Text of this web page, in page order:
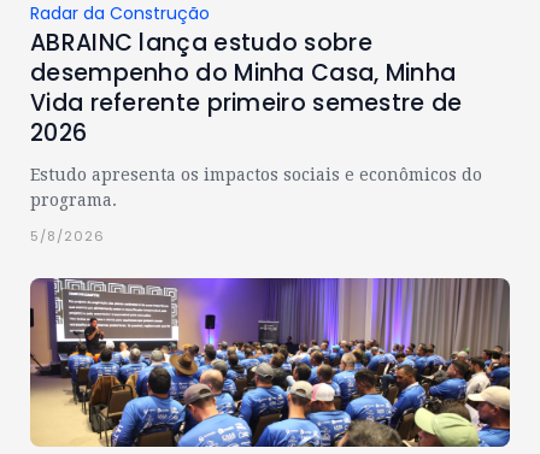
Radar da Construção
ABRAINC lança estudo sobre
desempenho do Minha Casa, Minha
Vida referente primeiro semestre de
2026
Estudo apresenta os impactos sociais e econômicos do
programa.
5/8/2026